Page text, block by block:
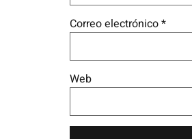
Correo electrónico*
Web